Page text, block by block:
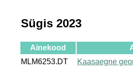
Sügis 2023
Ainekood
MLM6253.DT
Kaasaegne